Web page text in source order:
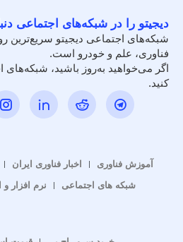
دیجیتو را در شبکه‌های اجتماعی
شبکه‌های اجتماعی دیجیتو سریع‌ترین
فناوری، علم و خودرو است.
اگر می‌خواهید به‌روز باشید، شبکه‌های
کنید.
آموزش فناوری اخبار فناوری ایران
شبکه های اجتماعی
نرم افزار و